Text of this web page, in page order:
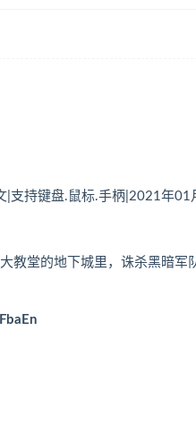
支持键盘.鼠标.手柄|2021年01
教堂的地下城里，诛杀黑暗军